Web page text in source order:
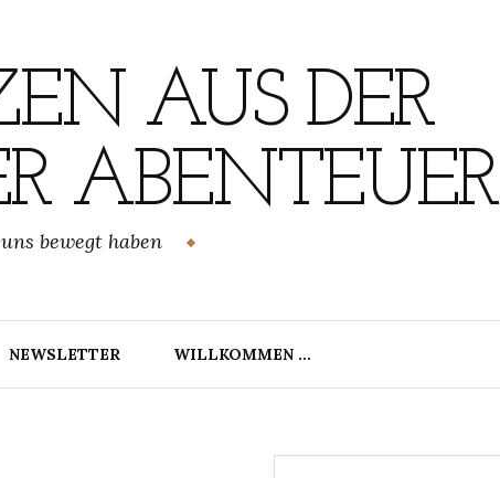
AUS DER
ABENTEUER
bewegt haben
NEWSLETTER WILLKOMMEN …